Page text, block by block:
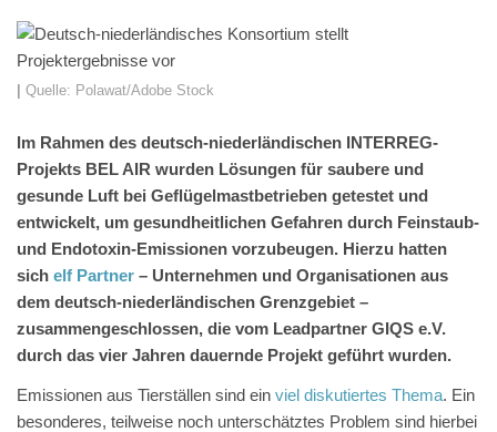
Quelle: Polawat/Adobe Stock
Im Rahmen des deutsch-niederländischen INTERREG-
Projekts BEL AIR wurden Lösungen für saubere und
gesunde Luft bei Geflügelmastbetrieben getestet und
entwickelt, um gesundheitlichen Gefahren durch Feinstaub-
und Endotoxin-Emissionen vorzubeugen. Hierzu hatten
sich elf Partner – Unternehmen und Organisationen aus
dem deutsch-niederländischen Grenzgebiet –
zusammengeschlossen, die vom Leadpartner GIQS e.V.
durch das vier Jahren dauernde Projekt geführt wurden.
Emissionen aus Tierställen sind ein viel diskutiertes Thema. Ein
besonderes, teilweise noch unterschätztes Problem sind hierbei